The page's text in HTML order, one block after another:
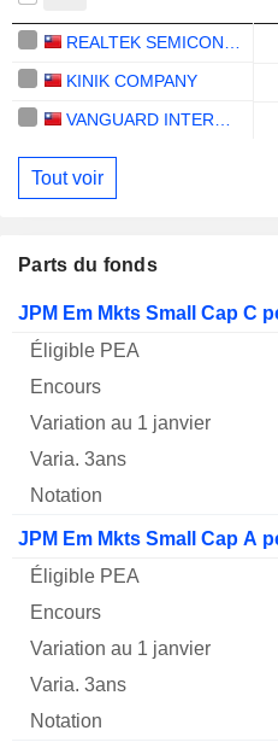
KINIK COMPANY
Tout voir
Parts du fonds
Nom PEA Encours
Varia.
JPM Em Mkts Small Cap C
JPM Em Mkts Small Cap A